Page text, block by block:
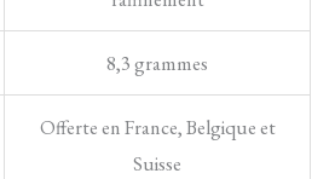
8,3 grammes
Offerte en France, Belgique et
Suisse